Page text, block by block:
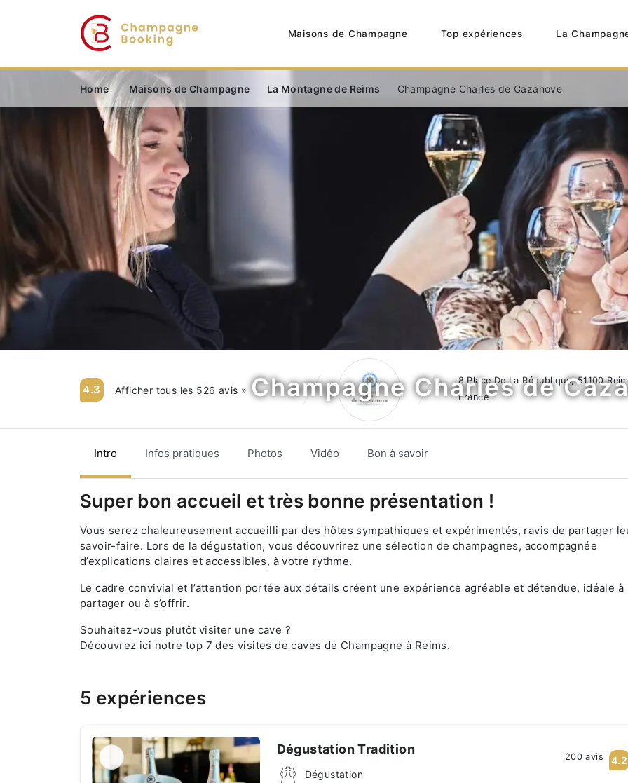
Maisons de Champagne Top expériences La
Home Maisons de Champagne La Montagne de Reims Champagne Charles de Cazanove
4.3 Afficher tous les 526 avis »
8 Place De La République, 51100
France
Champagne Charles de
Intro Infos pratiques Photos Vidéo Bon à savoir
Super bon accueil et très bonne présentation !
Vous serez chaleureusement accueilli par des hôtes sympathiques et expérimentés, ravis de partager
savoir-faire. Lors de la dégustation, vous découvrirez une sélection de champagnes, accompagnée
d’explications claires et accessibles, à votre rythme.
Le cadre convivial et l’attention portée aux détails créent une expérience agréable et détendue, idéale à
partager ou à s’offrir.
Souhaitez-vous plutôt visiter une cave ?
Découvrez ici notre top 7 des visites de caves de Champagne à Reims.
5 expériences
Dégustation Tradition
Dégustation
4.2
200 avis